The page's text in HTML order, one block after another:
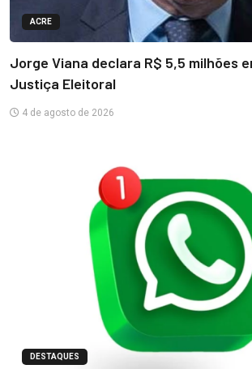
ACRE
Jorge Viana declara R$ 5,5 milhões
Justiça Eleitoral
4 de agosto de 2026
DESTAQUES